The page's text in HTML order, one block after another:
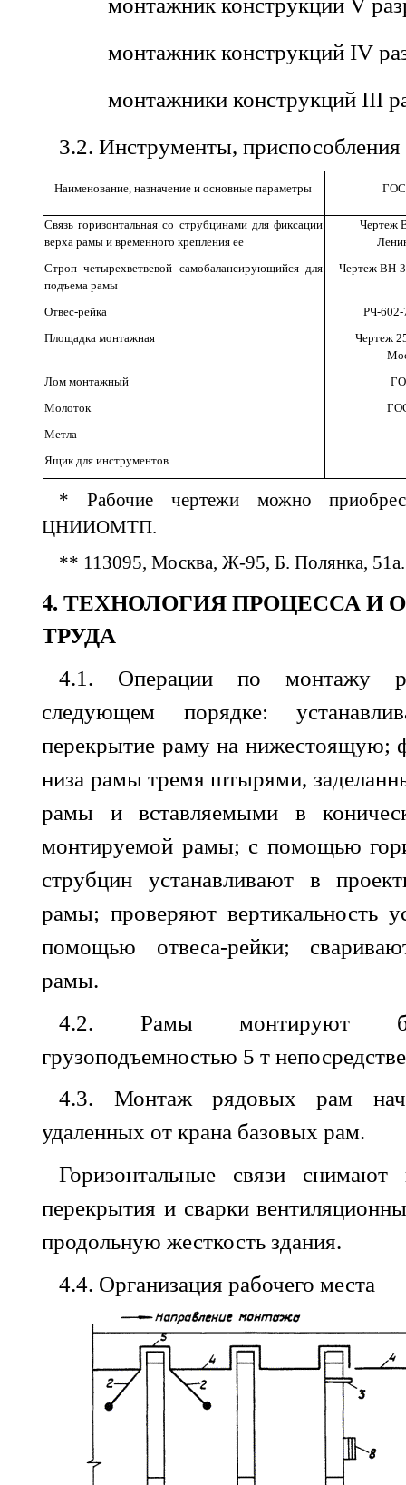
монтажник конструкций IV
монтажники конструкций III
3.2.Инструменты,приспособления
Наименование ,назначение и основные параметры
Связь горизонтальная со струбцинами для фиксации
верха рамы и временного крепления ее
Чертеж
Строп четырехветвевой самобалансирующийся для
подъема рамы
Чертеж ВН-
Отвес-рейка РЧ-
Площадка монтажная Чертеж
Лом монтажный
Молоток
Метла
Ящик для инструментов
* Рабочие чертежи можно
ЦНИИОМТП.
** 113095, Москва, Ж-95, Б. Полянка, 51а.
4. ТЕХНОЛОГИЯ ПРОЦЕССА И
ТРУДА
4.1 . Операции по монтажу
следующем
порядке:
перекрытие раму на нижестоящую;
низа рамы тремя штырями,
рамы
и вставляемыми в
монтируемой рамы; с помощью
струбцин
устанавливают в
рамы;проверяют вертикальность
помощью
отвеса-рейки;
рамы.
4.2. Рамы монтируют
грузоподъемностью 5т
4.3. Монтаж рядовых рам
удаленных от крана базовых рам.
Горизонтальные
связи снимают
перекрытия и сварки
продольную жесткость здания.
4.4. Организация рабочего места